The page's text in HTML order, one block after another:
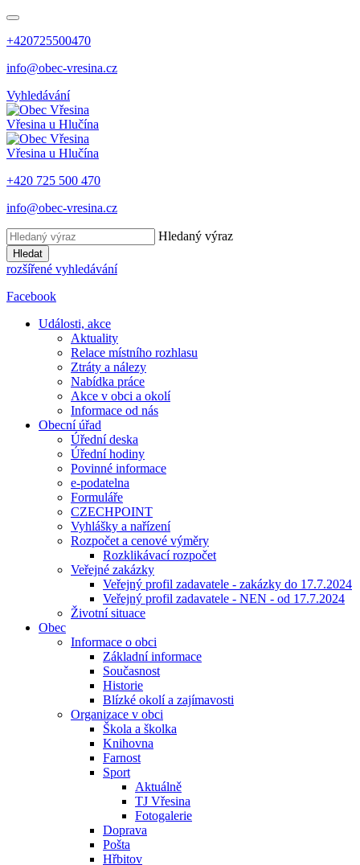
+420725500470
info@obec-vresina.cz
Vyhledávání
Vřesina u Hlučína
Vřesina u Hlučína
+420 725 500 470
info@obec-vresina.cz
Hledaný výraz
Hledat
rozšířené vyhledávání
Facebook
Události, akce
Aktuality
Relace místního rozhlasu
Ztráty a nálezy
Nabídka práce
Akce v obci a okolí
Informace od nás
Obecní úřad
Úřední deska
Úřední hodiny
Povinné informace
e-podatelna
Formuláře
CZECHPOINT
Vyhlášky a nařízení
Rozpočet a cenové výměry
Rozklikávací rozpočet
Veřejné zakázky
Veřejný profil zadavatele - zakázky do 17.7.2024
Veřejný profil zadavatele - NEN - od 17.7.2024
Životní situace
Obec
Informace o obci
Základní informace
Současnost
Historie
Blízké okolí a zajímavosti
Organizace v obci
Škola a školka
Knihovna
Farnost
Sport
Aktuálně
TJ Vřesina
Fotogalerie
Doprava
Pošta
Hřbitov